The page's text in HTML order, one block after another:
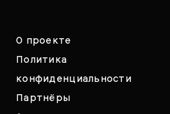
О проекте
Политика
конфиденциальности
Партнёры